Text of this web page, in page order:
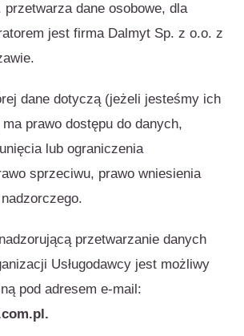
dane osobowe, dla
jest firma Dalmyt Sp. z o.o. z
dane dotyczą (jeżeli jesteśmy ich
prawo dostępu do danych,
lub ograniczenia
sprzeciwu, prawo wniesienia
przetwarzanie danych
Usługodawcy jest możliwy
pod adresem e-mail: